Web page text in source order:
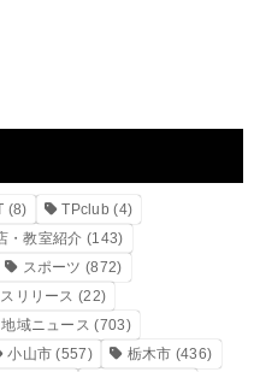
(8) TPclub (4)
・教室紹介 (143)
スポーツ (872)
リリース (22)
地域ニュース (703)
小山市 (557) 栃木市 (436)